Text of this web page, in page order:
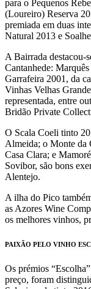
para o Pequenos
(Loureiro) Reserva
premiada em duas
Natural 2013 e
A Bairrada destacou-
Cantanhede:
Garrafeira 2001, da
Vinhas Velhas
representada, entre
Bridão Private
O Scala Coeli tinto
Almeida; o Monte da
Casa Clara; e
Sovibor, são bons
Alentejo.
A ilha do Pico
as Azores Wine
os melhores vinhos,
PAIXÃO PELO VINHO
Os prémios
preço, foram